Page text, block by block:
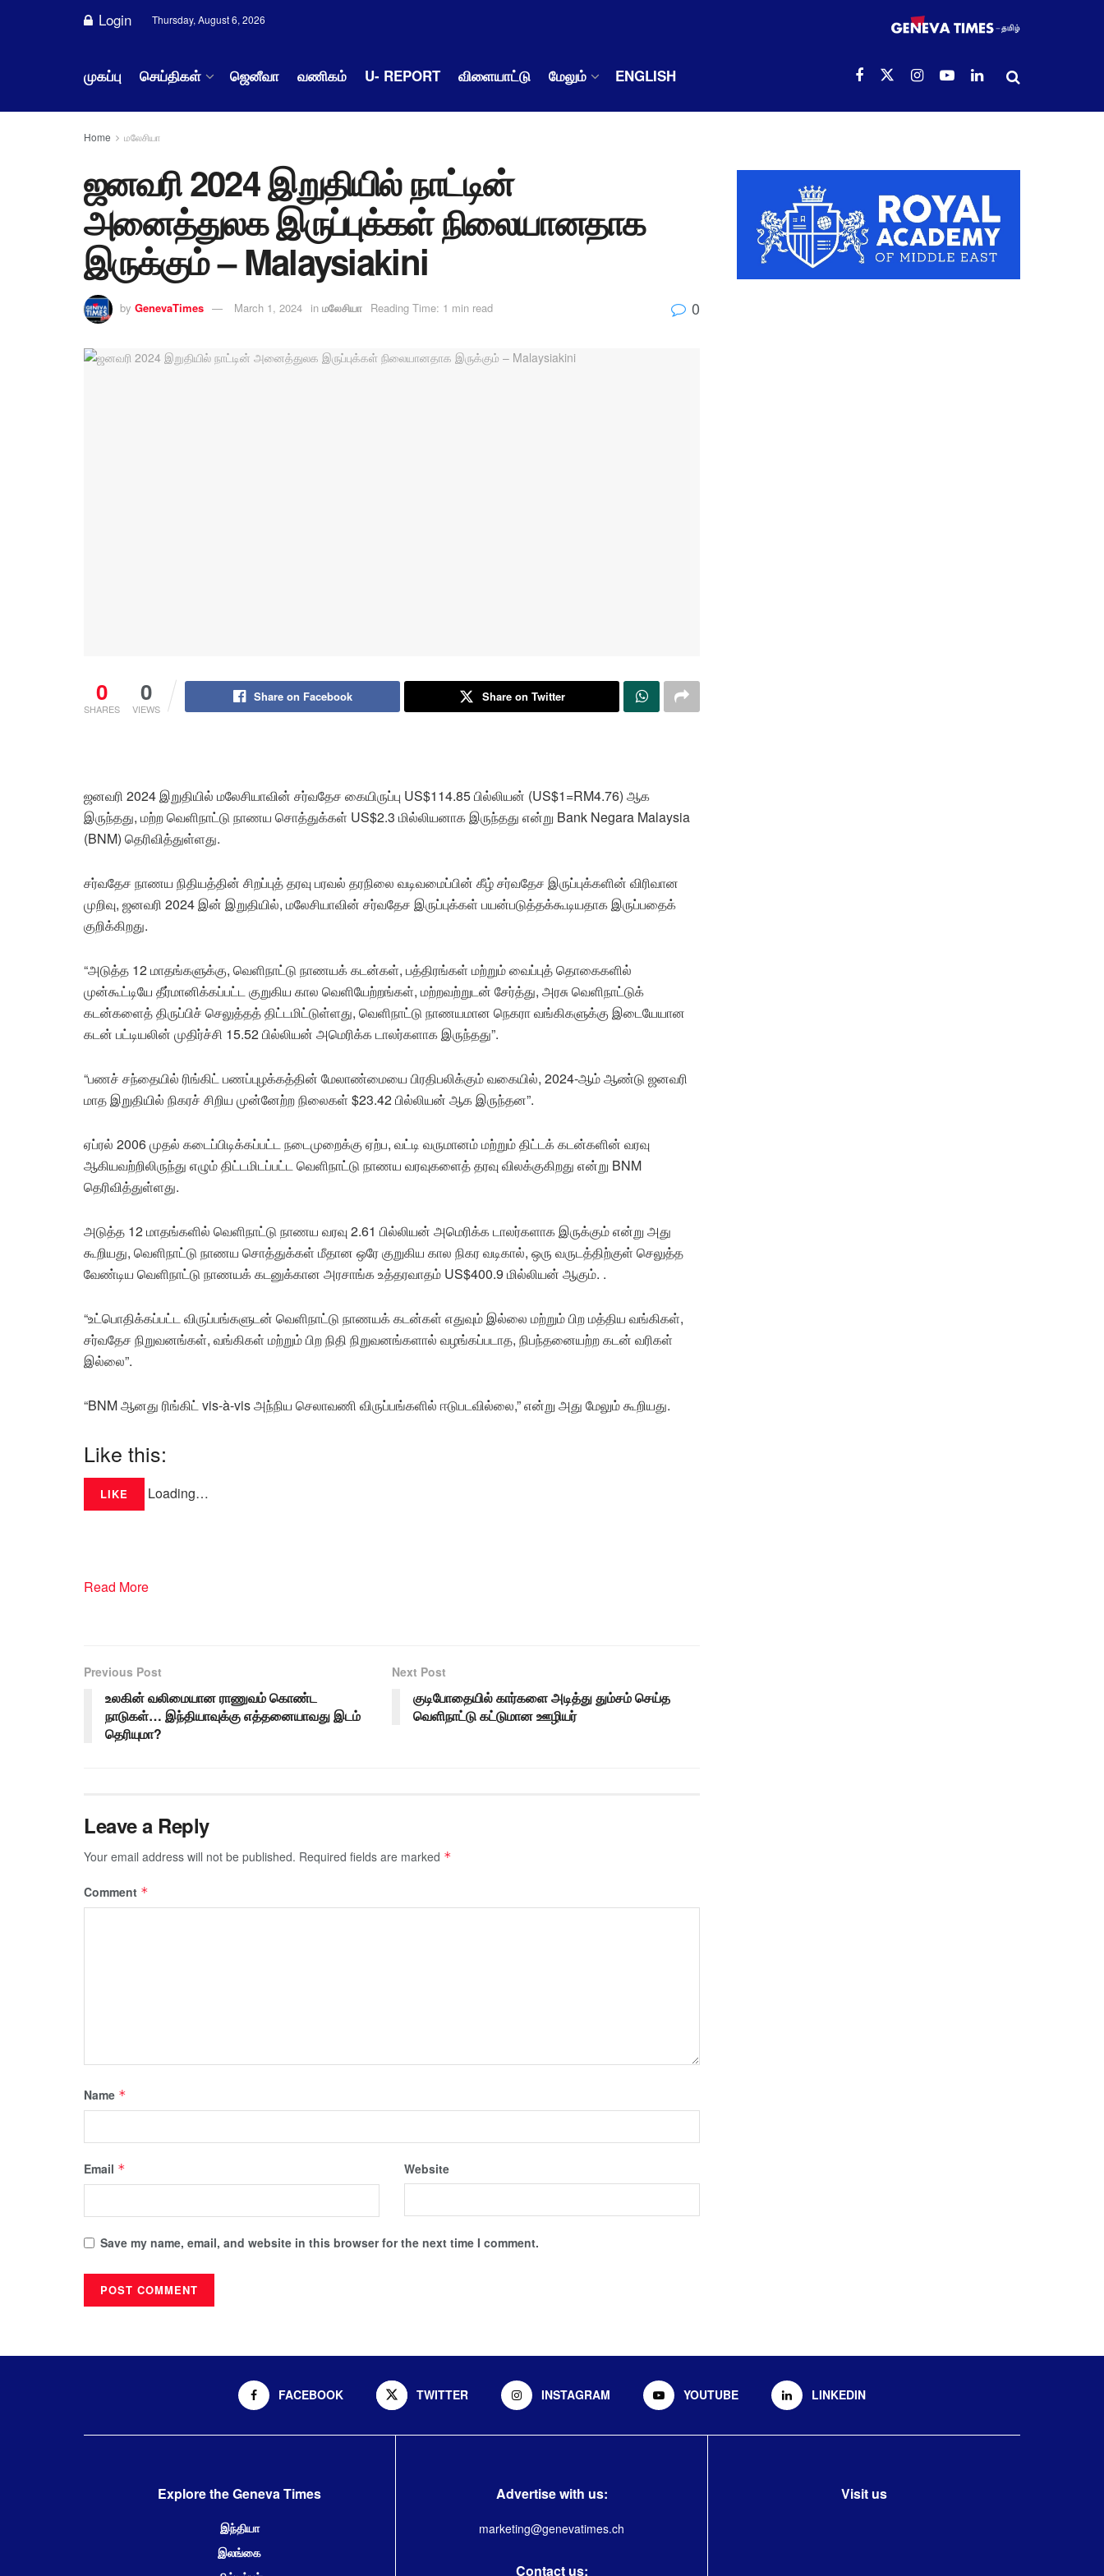
Login Thursday, August 6, 2026
முகப்பு செய்திகள் ஜெனீவா வணிகம் U- REPORT விளையாட்டு மேலும் ENGLISH
Home மலேசியா
ஜனவரி 2024 இறுதியில் நாட்டின்
அனைத்துலக இருப்புக்கள் நிலையானதாக
இருக்கும் – Malaysiakini
by GenevaTimes March 1, 2024 in மலேசியா Reading Time: 1 min read 0
0
SHARES
0
VIEWS
Share on Facebook Share on Twitter
ஜனவரி 2024 இறுதியில் மலேசியாவின் சர்வதேச கையிருப்பு US$114.85 பில்லியன் (US$1=RM4.76) ஆக
இருந்தது, மற்ற வெளிநாட்டு நாணய சொத்துக்கள் US$2.3 மில்லியனாக இருந்தது என்று Bank Negara Malaysia
(BNM) தெரிவித்துள்ளது.
சர்வதேச நாணய நிதியத்தின் சிறப்புத் தரவு பரவல் தரநிலை வடிவமைப்பின் கீழ் சர்வதேச இருப்புக்களின் விரிவான
முறிவு, ஜனவரி 2024 இன் இறுதியில், மலேசியாவின் சர்வதேச இருப்புக்கள் பயன்படுத்தக்கூடியதாக இருப்பதைக்
குறிக்கிறது.
“அடுத்த 12 மாதங்களுக்கு, வெளிநாட்டு நாணயக் கடன்கள், பத்திரங்கள் மற்றும் வைப்புத் தொகைகளில்
முன்கூட்டியே தீர்மானிக்கப்பட்ட குறுகிய கால வெளியேற்றங்கள், மற்றவற்றுடன் சேர்த்து, அரசு வெளிநாட்டுக்
கடன்களைத் திருப்பிச் செலுத்தத் திட்டமிட்டுள்ளது, வெளிநாட்டு நாணயமான நெகரா வங்கிகளுக்கு இடையேயான
கடன் பட்டியலின் முதிர்ச்சி 15.52 பில்லியன் அமெரிக்க டாலர்களாக இருந்தது”.
“பணச் சந்தையில் ரிங்கிட் பணப்புழக்கத்தின் மேலாண்மையை பிரதிபலிக்கும் வகையில், 2024-ஆம் ஆண்டு ஜனவரி
மாத இறுதியில் நிகரச் சிறிய முன்னேற்ற நிலைகள் $23.42 பில்லியன் ஆக இருந்தன”.
ஏப்ரல் 2006 முதல் கடைப்பிடிக்கப்பட்ட நடைமுறைக்கு ஏற்ப, வட்டி வருமானம் மற்றும் திட்டக் கடன்களின் வரவு
ஆகியவற்றிலிருந்து எழும் திட்டமிடப்பட்ட வெளிநாட்டு நாணய வரவுகளைத் தரவு விலக்குகிறது என்று BNM
தெரிவித்துள்ளது.
அடுத்த 12 மாதங்களில் வெளிநாட்டு நாணய வரவு 2.61 பில்லியன் அமெரிக்க டாலர்களாக இருக்கும் என்று அது
கூறியது, வெளிநாட்டு நாணய சொத்துக்கள் மீதான ஒரே குறுகிய கால நிகர வடிகால், ஒரு வருடத்திற்குள் செலுத்த
வேண்டிய வெளிநாட்டு நாணயக் கடனுக்கான அரசாங்க உத்தரவாதம் US$400.9 மில்லியன் ஆகும். .
“உட்பொதிக்கப்பட்ட விருப்பங்களுடன் வெளிநாட்டு நாணயக் கடன்கள் எதுவும் இல்லை மற்றும் பிற மத்திய வங்கிகள்,
சர்வதேச நிறுவனங்கள், வங்கிகள் மற்றும் பிற நிதி நிறுவனங்களால் வழங்கப்படாத, நிபந்தனையற்ற கடன் வரிகள்
இல்லை”.
“BNM ஆனது ரிங்கிட் vis-à-vis அந்நிய செலாவணி விருப்பங்களில் ஈடுபடவில்லை,” என்று அது மேலும் கூறியது.
Like this:
LIKE Loading…
Read More
Previous Post
உலகின் வலிமையான ராணுவம் கொண்ட
நாடுகள்… இந்தியாவுக்கு எத்தனையாவது இடம்
தெரியுமா?
Next Post
குடிபோதையில் கார்களை அடித்து தும்சம் செய்த
வெளிநாட்டு கட்டுமான ஊழியர்
Leave a Reply
Your email address will not be published. Required fields are marked *
Comment *
Name *
Email * Website
Save my name, email, and website in this browser for the next time I comment.
FACEBOOK TWITTER INSTAGRAM YOUTUBE LINKEDIN
Explore the Geneva Times
இந்தியா
இலங்கை
Advertise with us:
marketing@genevatimes.ch
Contact us:
Visit us